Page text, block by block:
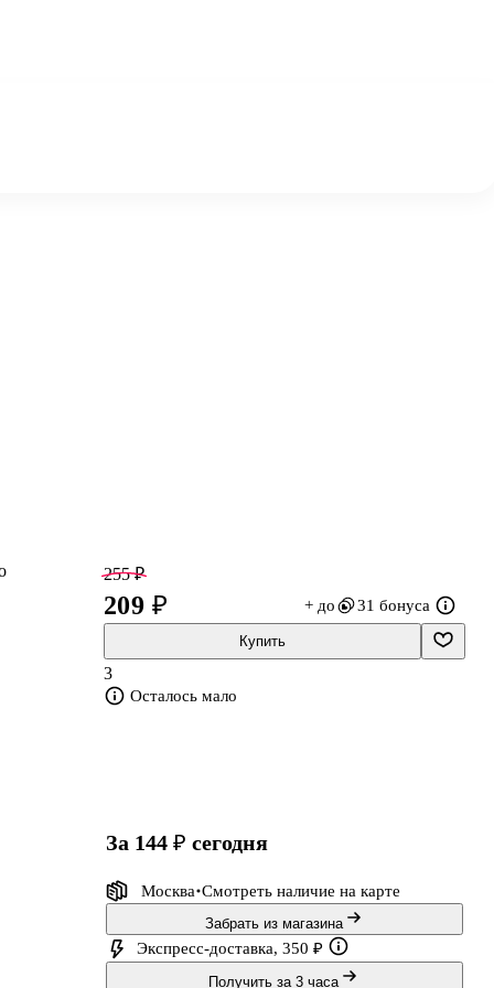
255 ₽
209 ₽ + до 31 бонуса
Купить
3
Осталось мало
за 144 ₽ сегодня
Москва Смотреть наличие на карте
Забрать из магазина
Экспресс-доставка, 350 ₽
Получить за 3 часа